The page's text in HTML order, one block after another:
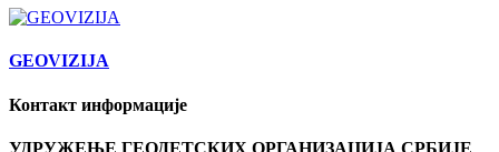
GEOVIZIJA
Контакт информације
УДРУЖЕЊЕ ГЕОДЕТСКИХ ОРГАНИЗАЦИЈА СРБИЈЕ